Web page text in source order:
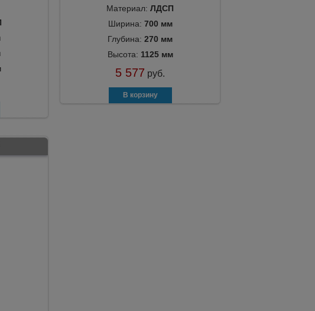
Материал: ЛДСП
Ширина: 700 мм
Глубина: 270 мм
Высота: 1125 мм
5 577 руб.